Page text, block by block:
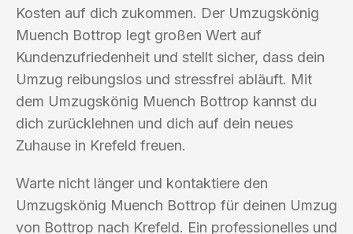
Kosten auf dich zukommen. Der Umzugskönig
Muench Bottrop legt großen Wert auf
Kundenzufriedenheit und stellt sicher, dass dein
Umzug reibungslos und stressfrei abläuft. Mit
dem Umzugskönig Muench Bottrop kannst du
dich zurücklehnen und dich auf dein neues
Zuhause in Krefeld freuen.
Warte nicht länger und kontaktiere den
Umzugskönig Muench Bottrop für deinen Umzug
von Bottrop nach Krefeld. Ein professionelles und